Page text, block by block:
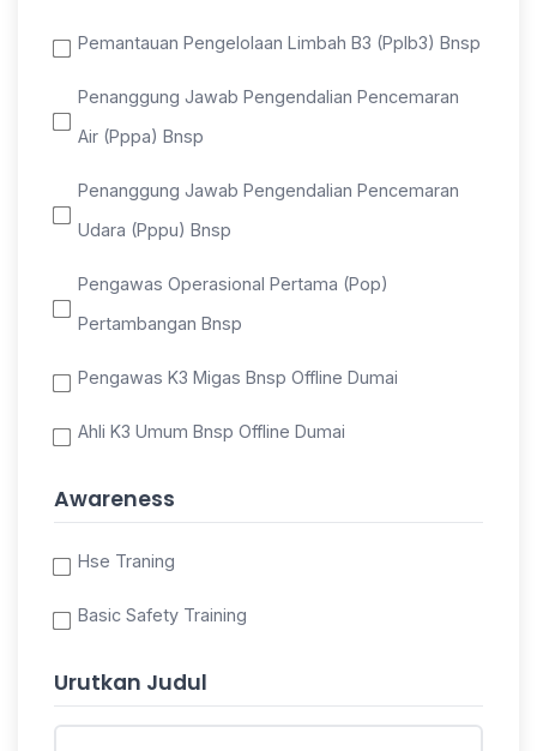
Pemantauan Pengelolaan Limbah B3 (Pplb3) Bnsp
Penanggung Jawab Pengendalian Pencemaran
Air (Pppa) Bnsp
Penanggung Jawab Pengendalian Pencemaran
Udara (Pppu) Bnsp
Pengawas Operasional Pertama (Pop)
Pertambangan Bnsp
Pengawas K3 Migas Bnsp Offline Dumai
Ahli K3 Umum Bnsp Offline Dumai
Awareness
Hse Traning
Basic Safety Training
Urutkan Judul